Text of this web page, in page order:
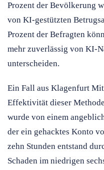
Prozent der Bevölkerung
von KI-gestützten
Prozent der Befragten
mehr zuverlässig von KI-
unterscheiden.
Ein Fall aus Klagenfurt
Effektivität dieser
wurde von einem
der ein gehacktes Konto
zehn Stunden entstand
Schaden im niedrigen